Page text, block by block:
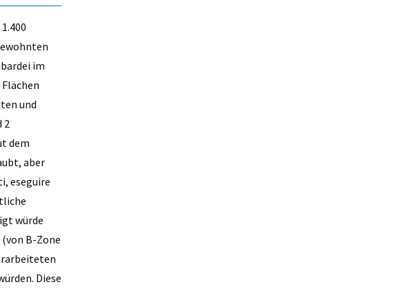
im
und
2
dem
aber
eseguire
würde
B-Zone
Diese